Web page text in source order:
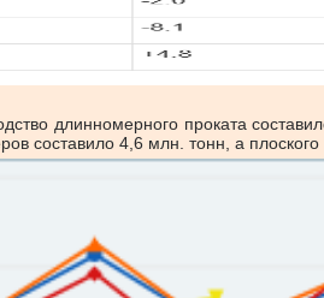
длинномерного проката
составило 4,6 млн. тонн, а